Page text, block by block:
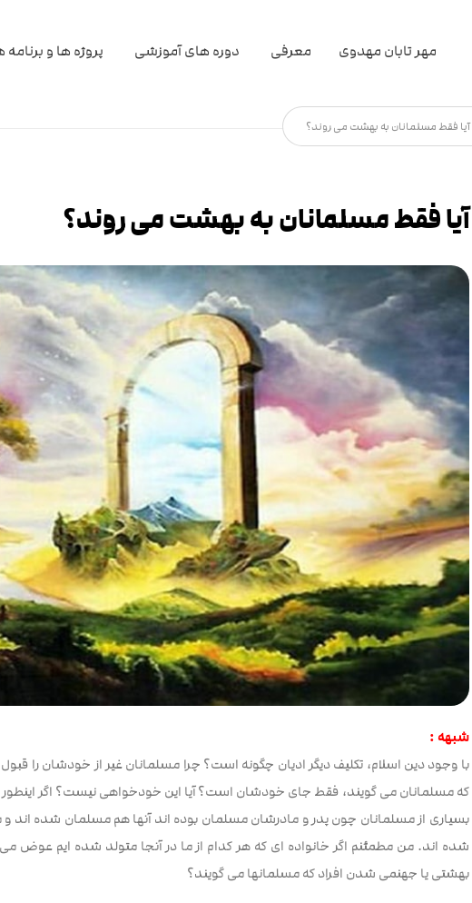
مهر تابان مهدوی معرفی دوره های آموزشی پروژه ها و برنامه
آیا فقط مسلمانان به بهشت می روند؟
آیا فقط مسلمانان به بهشت می روند؟
شبهه :
با وجود دین اسلام، تکلیف دیگر ادیان چگونه است؟ چرا مسلمانان غیر از خودشان را قبول
که مسلمانان می گویند، فقط جای خودشان است؟ آیا این خودخواهی نیست؟ اگر اینطور
بسیاری از مسلمانان چون پدر و مادرشان مسلمان بوده اند آنها هم مسلمان شده
شده اند. من مطمئنم اگر خانواده ای که هر کدام از ما در آنجا متولد شده ایم
بهشتی یا جهنمی شدن افراد که مسلمانها می گویند؟